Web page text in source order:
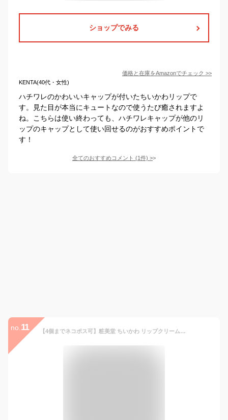
ショップでみる
価格と在庫をAmazonでチェック >>
KENTA(40代・女性)
ハチワレのかわいいキャップが付いたちいかわリップで
す。見た目が本当にキュートなので使うたび癒されますよ
ね。こちらは使い終わっても、ハチワレキャップが他のリ
ップのキャップとして使い回せるのがおすすめポイントで
す！
全てのおすすめコメント (1件) >
no. 11 【4個までネコポス可】粧美堂 ちいかわ リップクリーム 3.5g【ちいかわチェリーの香り・ハチワレグレープ の香り・うさぎレモンの香り・モモンガピーチ の香り】